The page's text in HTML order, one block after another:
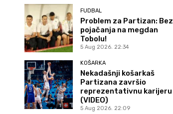
FUDBAL
Problem za Partizan: Bez
pojačanja na megdan
Tobolu!
5 Aug 2026. 22:34
KOŠARKA
Nekadašnji košarkaš
Partizana završio
reprezentativnu karijeru
(VIDEO)
5 Aug 2026. 22:09